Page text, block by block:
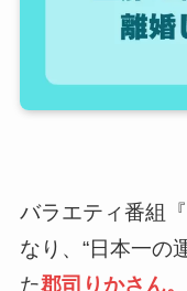
バラエティ番組
なり、“日本一の
た郡司りかさん。